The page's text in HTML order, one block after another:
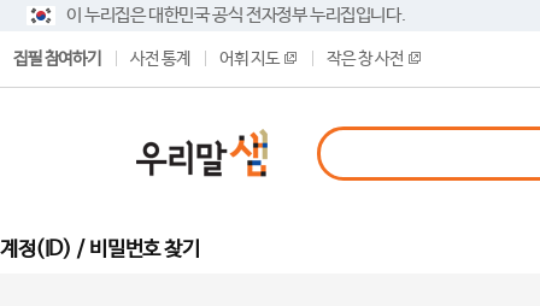
이 누리집은 대한민국 공식 전자정부 누리집입니다.
집필 참여하기 사전 통계 어휘 지도 작은 창 사전
계정(ID) / 비밀번호 찾기